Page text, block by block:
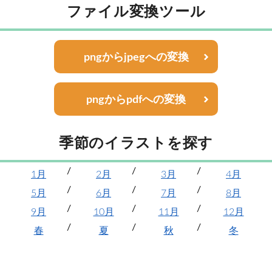
ファイル変換ツール
pngからjpegへの変換
pngからpdfへの変換
季節のイラストを探す
1月 2月 3月
4月
5月
6月 7月
8月
9月
10月 11月
12月
春
夏 秋 冬